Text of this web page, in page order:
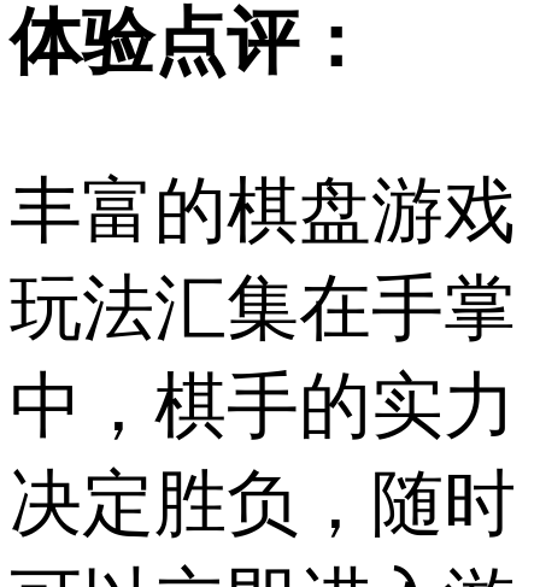
体验点评：
丰富的棋盘游戏
玩法汇集在手掌
中，棋手的实力
决定胜负，随时